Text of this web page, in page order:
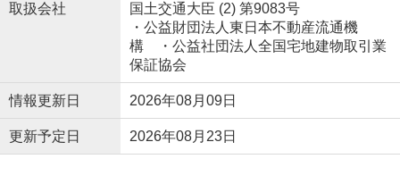
取扱会社
国土交通大臣 (2) 第9083号
・公益財団法人東日本不動産流通機
構 ・公益社団法人全国宅地建物取引業
保証協会
情報更新日 2026年08月09日
更新予定日 2026年08月23日